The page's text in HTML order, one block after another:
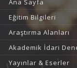
Ana Sayfa
Eğitim Bilgileri
Araştırma Alanları
Akademik İdari
Yayınlar & Eserler